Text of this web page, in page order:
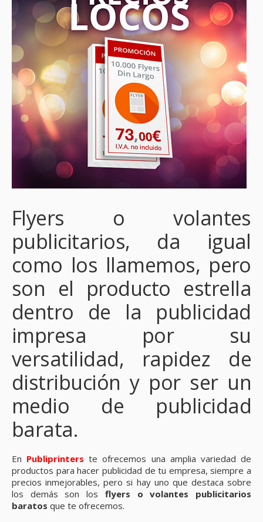
Flyers o volantes
publicitarios, da igual
como los llamemos, pero
son el producto estrella
dentro de la publicidad
impresa por su
versatilidad, rapidez de
distribución y por ser un
medio de publicidad
barata.
En Publiprinters te ofrecemos una amplia variedad de
productos para hacer publicidad de tu empresa, siempre a
precios inmejorables, pero si hay uno que destaca sobre
los demás son los flyers o volantes publicitarios
baratos que te ofrecemos.